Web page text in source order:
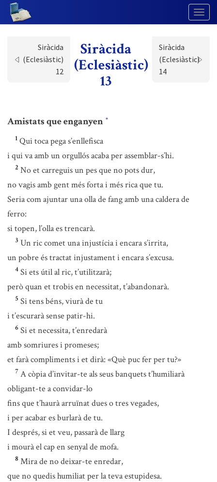
Siràcida
(Eclesiàstic)
12
Siràcida
(Eclesiàstic)
13
Siràcida
(Eclesiàstic)
14
Amistats que enganyen *
1 Qui toca pega s’enllefisca
i qui va amb un orgullós acaba per assemblar-s’hi.
2 No et carreguis un pes que no pots dur,
no vagis amb gent més forta i més rica que tu.
Seria com ajuntar una olla de fang amb una caldera de
ferro:
si topen, l’olla es trencarà.
3 Un ric comet una injustícia i encara s’irrita,
un pobre és tractat injustament i encara s’excusa.
4 Si ets útil al ric, t’utilitzarà;
però quan et trobis en necessitat, t’abandonarà.
5 Si tens béns, viurà de tu
i t’escurarà sense patir-hi.
6 Si et necessita, t’enredarà
amb somriures i promeses;
et farà compliments i et dirà: «Què puc fer per tu?»
7 A còpia d’invitar-te als seus banquets t’humiliarà
obligant-te a convidar-lo
fins que t’haurà arruïnat dues o tres vegades,
i per acabar es burlarà de tu.
I després, si et veu, passarà de llarg
i mourà el cap en senyal de mofa.
8 Mira de no deixar-te enredar,
que no quedis humiliat per la teva estupidesa.